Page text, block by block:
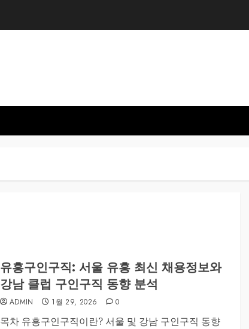
유흥구인구직: 서울 유흥 최신 채용정보와
강남 클럽 구인구직 동향 분석
ADMIN 1월 29, 2026 0
목차 유흥구인구직이란? 서울 및 강남 구인구직 동향